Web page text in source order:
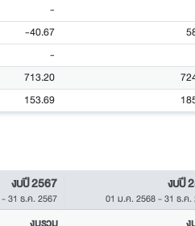
-
-40.67
-
713.20
153.69
งบปี 2567
-31 ธ.ค. 2567
งบปี
01 ม.ค. 2568-31 ธ.ค.